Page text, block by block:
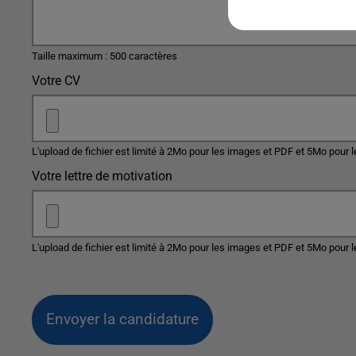
Taille maximum : 500 caractères
Votre CV
L'upload de fichier est limité à 2Mo pour les images et PDF et 5Mo pour
Votre lettre de motivation
L'upload de fichier est limité à 2Mo pour les images et PDF et 5Mo pour
Envoyer la candidature